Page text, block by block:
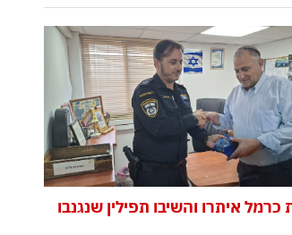
כרמל איתרו והשיבו תפילין שנגנבו